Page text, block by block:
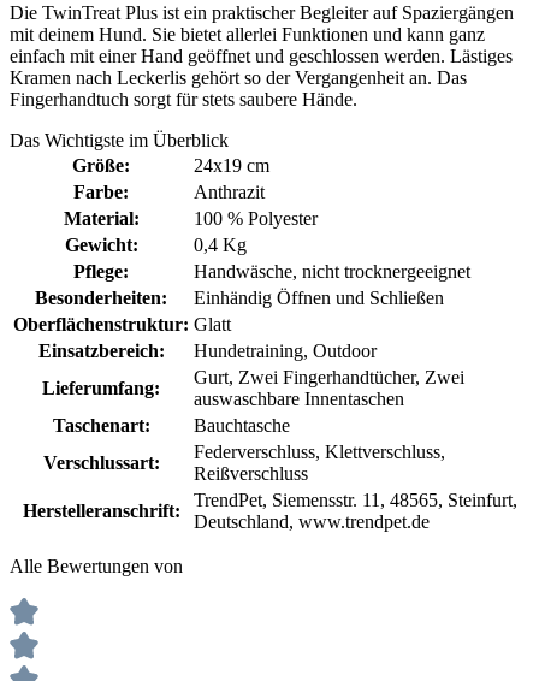
Die TwinTreat Plus ist ein praktischer Begleiter auf Spaziergängen
mit deinem Hund. Sie bietet allerlei Funktionen und kann ganz
einfach mit einer Hand geöffnet und geschlossen werden. Lästiges
Kramen nach Leckerlis gehört so der Vergangenheit an. Das
Fingerhandtuch sorgt für stets saubere Hände.
Das Wichtigste im Überblick
Größe:
24x19 cm
Farbe:
Anthrazit
Material:
100 % Polyester
Gewicht:
0,4 Kg
Pflege:
Handwäsche, nicht trocknergeeignet
Besonderheiten:
Einhändig Öffnen und Schließen
Oberflächenstruktur: Glatt
Einsatzbereich:
Hundetraining, Outdoor
Lieferumfang:
Gurt, Zwei Fingerhandtücher, Zwei
auswaschbare Innentaschen
Taschenart:
Bauchtasche
Verschlussart:
Federverschluss, Klettverschluss,
Reißverschluss
Herstelleranschrift:
TrendPet, Siemensstr. 11, 48565, Steinfurt,
Deutschland, www.trendpet.de
Alle Bewertungen von